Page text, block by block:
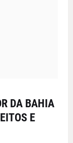
DA BAHIA
E